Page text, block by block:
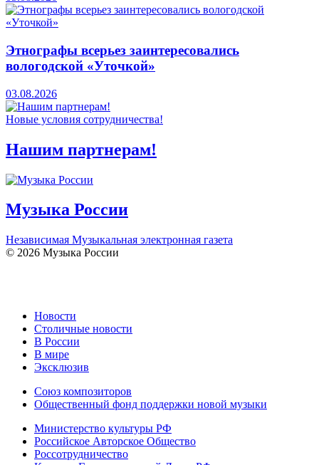
Этнографы всерьез заинтересовались
вологодской «Уточкой»
03.08.2026
Новые условия сотрудничества!
Нашим партнерам!
Музыка России
Независимая Музыкальная электронная газета
© 2026 Музыка России
Новости
Столичные новости
В России
В мире
Эксклюзив
Союз композиторов
Общественный фонд поддержки новой музыки
Министерство культуры РФ
Российское Авторское Общество
Россотрудничество